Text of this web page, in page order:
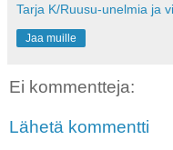
Tarja K/Ruusu-unelmia ja
Jaa muille
Ei kommentteja:
Lähetä kommentti